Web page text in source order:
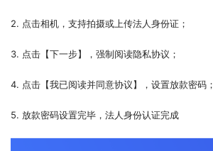
2. 点击相机，支持拍摄或上传法人身份证；
3. 点击【下一步】，强制阅读隐私协议；
4. 点击【我已阅读并同意协议】，设置放款密码；
5. 放款密码设置完毕，法人身份认证完成